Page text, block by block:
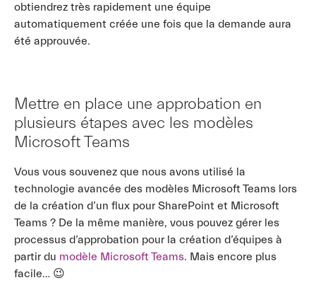
obtiendrez très rapidement une équipe
automatiquement créée une fois que la demande aura
été approuvée.
Mettre en place une approbation en
plusieurs étapes avec les modèles
Microsoft Teams
Vous vous souvenez que nous avons utilisé la
technologie avancée des modèles Microsoft Teams lors
de la création d’un flux pour SharePoint et Microsoft
Teams ? De la même manière, vous pouvez gérer les
processus d’approbation pour la création d’équipes à
partir du modèle Microsoft Teams. Mais encore plus
facile… 😉